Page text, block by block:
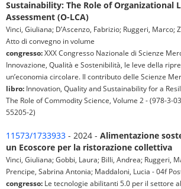
Sustainability: The Role of Organizational
Assessment (O-LCA)
Vinci, Giuliana; D’Ascenzo, Fabrizio; Ruggeri, Marco;
Atto di convegno in volume
congresso:XXX Congresso Nazionale di Scienze
Innovazione, Qualità e Sostenibilità, le leve della
un’economia circolare. Il contributo delle Scienze
libro: Innovation, Quality and Sustainability for a
The Role of Commodity Science, Volume 2 - (978-3-
55205-2)
11573/1733933 - 2024 - Alimentazione
un Ecoscore per la ristorazione collettiva
Vinci, Giuliana; Gobbi, Laura; Billi, Andrea; Ruggeri,
Prencipe, Sabrina Antonia; Maddaloni, Lucia - 04f
congresso: Le tecnologie abilitanti 5.0 per il settore